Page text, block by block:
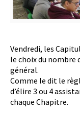
Vendredi, les
le choix du nombre
général.
Comme le dit le
d’élire 3 ou 4
chaque Chapitre.